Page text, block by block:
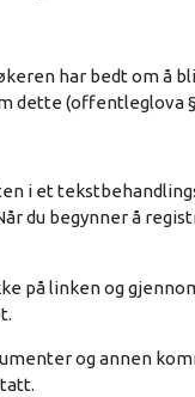
har bedt om å
dette (offentleglova §
i et
du begynner å
på linken og
og annen